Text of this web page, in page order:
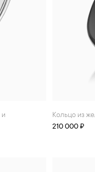
Кольцо из
210 000 ₽